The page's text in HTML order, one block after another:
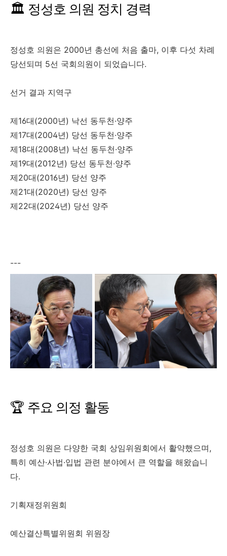
🏛️ 정성호 의원 정치 경력
정성호 의원은 2000년 총선에 처음 출마, 이후 다섯 차례
당선되며 5선 국회의원이 되었습니다.
선거 결과 지역구
제16대(2000년) 낙선 동두천·양주
제17대(2004년) 당선 동두천·양주
제18대(2008년) 낙선 동두천·양주
제19대(2012년) 당선 동두천·양주
제20대(2016년) 당선 양주
제21대(2020년) 당선 양주
제22대(2024년) 당선 양주
---
🏆 주요 의정 활동
정성호 의원은 다양한 국회 상임위원회에서 활약했으며,
특히 예산·사법·입법 관련 분야에서 큰 역할을 해왔습니
다.
기획재정위원회
예산결산특별위원회 위원장